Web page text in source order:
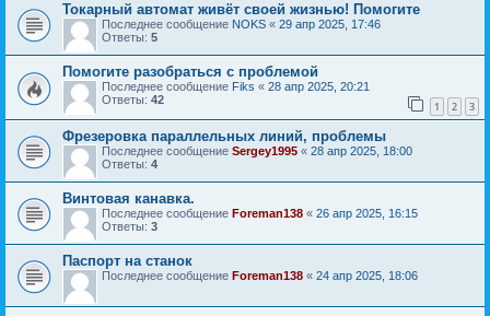
Токарный автомат живёт своей жизнью! Помогите
Последнее сообщение NOKS « 29 апр 2025, 17:46
Ответы: 5
Помогите разобраться с проблемой
Последнее сообщение Fiks « 28 апр 2025, 20:21
Ответы: 42 1 2 3
Фрезеровка параллельных линий, проблемы
Последнее сообщение Sergey1995 « 28 апр 2025, 18:00
Ответы: 4
Винтовая канавка.
Последнее сообщение Foreman138 « 26 апр 2025, 16:15
Ответы: 3
Паспорт на станок
Последнее сообщение Foreman138 « 24 апр 2025, 18:06